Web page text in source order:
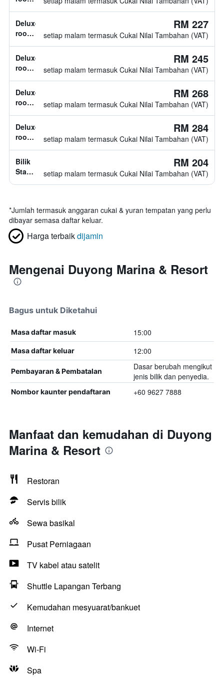
diketahui
katil
tidak
diketahui
Deluxe
room,
katil
tidak
diketahui
RM 227
setiap malam termasuk Cukai Nilai Tambahan (VAT)
Deluxe
room,
katil
tidak
diketahui
RM 245
setiap malam termasuk Cukai Nilai Tambahan (VAT)
Deluxe
room,
katil
tidak
diketahui
RM 268
setiap malam termasuk Cukai Nilai Tambahan (VAT)
Deluxe
room,
katil
tidak
diketahui
RM 284
setiap malam termasuk Cukai Nilai Tambahan (VAT)
Bilik
Standard,
diketahui
RM 204
setiap malam termasuk Cukai Nilai Tambahan (VAT)
*Jumlah termasuk anggaran cukai & yuran tempatan yang perlu
dibayar semasa daftar keluar.
Harga terbaikdijamin
Mengenai Duyong Marina & Resort
Bagus untuk Diketahui
Masa daftar masuk 15:00
Masa daftar keluar 12:00
Pembayaran & Pembatalan
Dasar berubah mengikut
jenis bilik dan penyedia.
Nombor kaunter pendaftaran +60 9627 7888
Manfaat dan kemudahan di Duyong
Marina & Resort
Restoran
Servis bilik
Sewa basikal
Pusat Perniagaan
TV kabel atau satelit
Shuttle Lapangan Terbang
Kemudahan mesyuarat/bankuet
Internet
Wi-Fi
Spa